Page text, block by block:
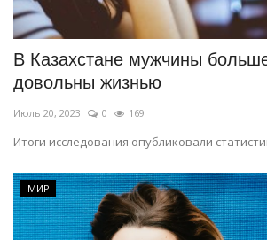
В Казахстане мужчины
довольны жизнью
Июль 20, 2023 0 169
Итоги исследования опубликовали
МИР